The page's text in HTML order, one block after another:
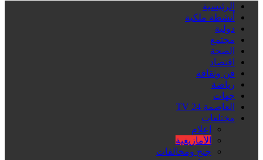
الرئيسية
أنشطة ملكية
دولية
مجتمع
الصحة
اقتصاد
فن وثقافة
رياضة
جهات
العاصمة 24 TV
مختلفات
إعلام
الأمازيغية
جنح ومخالفات